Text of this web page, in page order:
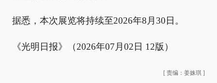
据悉，本次展览将持续至2026年8月30日。
《光明日报》（2026年07月02日 12版）
[ 责编：姜姝琪 ]